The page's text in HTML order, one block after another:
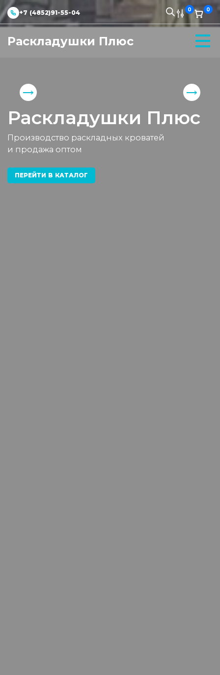
+7 (4852)91-55-04 0 0
Раскладушки Плюс
Раскладушки Плюс
Производство раскладных кроватей
и продажа оптом
ПЕРЕЙТИ В КАТАЛОГ